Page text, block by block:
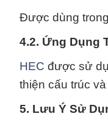
Được dùng
4.2. Ứng Dụng
HEC được sử
thiện cấu trúc
5. Lưu Ý Sử